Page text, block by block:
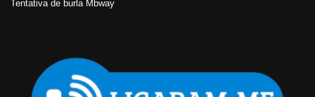
Tentativa de burla Mbway